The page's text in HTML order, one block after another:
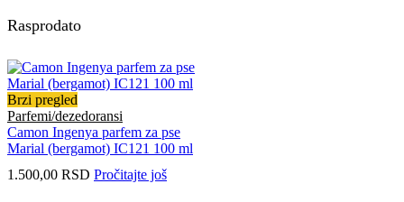
Rasprodato
Brzi pregled
Parfemi/dezedoransi
Camon Ingenya parfem za pse
Marial (bergamot) IC121 100 ml
1.500,00 RSD Pročitajte još